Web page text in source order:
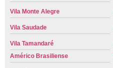
Vila Monte Alegre
Vila Saudade
Vila Tamandaré
Américo Brasiliense